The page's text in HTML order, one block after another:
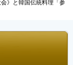
》と韓国伝統料理「参